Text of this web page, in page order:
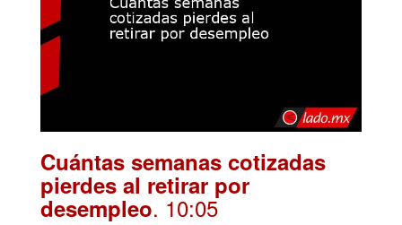
Cuántas semanas cotizadas
pierdes al retirar por
desempleo. 10:05